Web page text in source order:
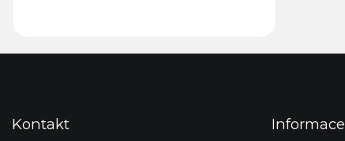
Kontakt Informace